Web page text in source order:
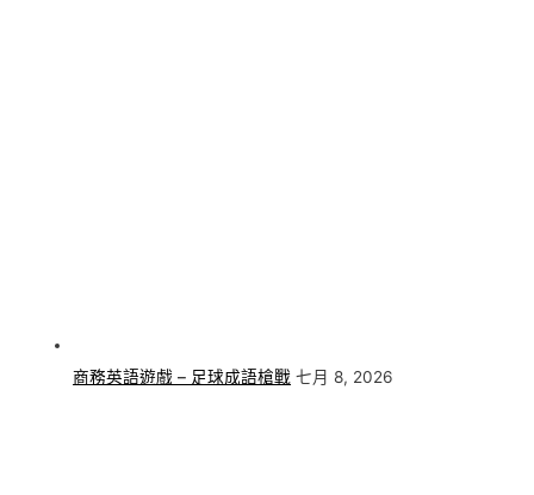
商務英語遊戲 – 足球成語槍戰 七月 8, 2026